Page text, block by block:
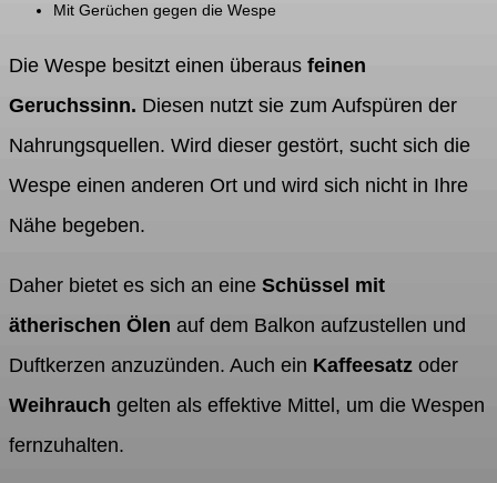
Mit Gerüchen gegen die Wespe
Die Wespe besitzt einen überaus feinen
Geruchssinn. Diesen nutzt sie zum Aufspüren der
Nahrungsquellen. Wird dieser gestört, sucht sich die
Wespe einen anderen Ort und wird sich nicht in Ihre
Nähe begeben.
Daher bietet es sich an eine Schüssel mit
ätherischen Ölen auf dem Balkon aufzustellen und
Duftkerzen anzuzünden. Auch ein Kaffeesatz oder
Weihrauch gelten als effektive Mittel, um die Wespen
fernzuhalten.